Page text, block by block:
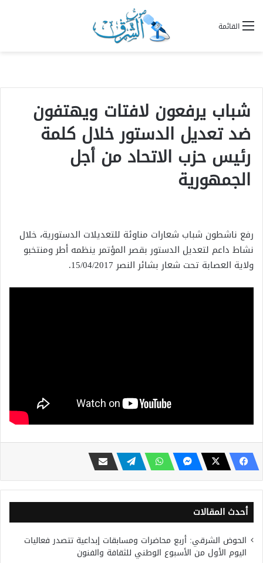
القائمة
شباب يرفعون لافتات ويهتفون
ضد تعديل الدستور خلال كلمة
رئيس حزب الاتحاد من أجل
الجمهورية
رفع ناشطون شباب شعارات مناوئة للتعديلات الدستورية، خلال
نشاط داعم لتعديل الدستور بقصر المؤتمر ينظمه أطر ومنتخبو
ولاية العصابة تحت شعار بشائر النصر 15/04/2017.
أحدث المقالات
الحوض الشرقي: أربع محاضرات ومسابقات إبداعية تتصدر فعاليات
اليوم الأول من الأسبوع الوطني للثقافة والفنون